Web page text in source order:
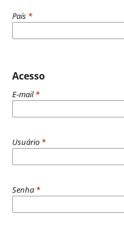
País *
Acesso
E-mail*
Usuário *
Senha *